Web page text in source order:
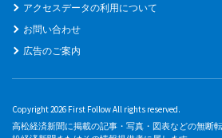
アクセスデータの利用について
お問い合わせ
広告のご案内
Copyright 2026 First Follow All rights reserved.
高松経済新聞に掲載の記事・写真・図表などの無断